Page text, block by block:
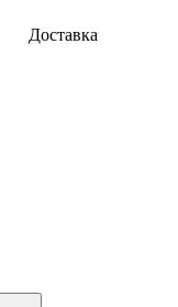
Доставка